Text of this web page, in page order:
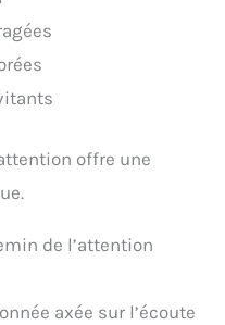
offre une
de l’attention
axée sur l’écoute